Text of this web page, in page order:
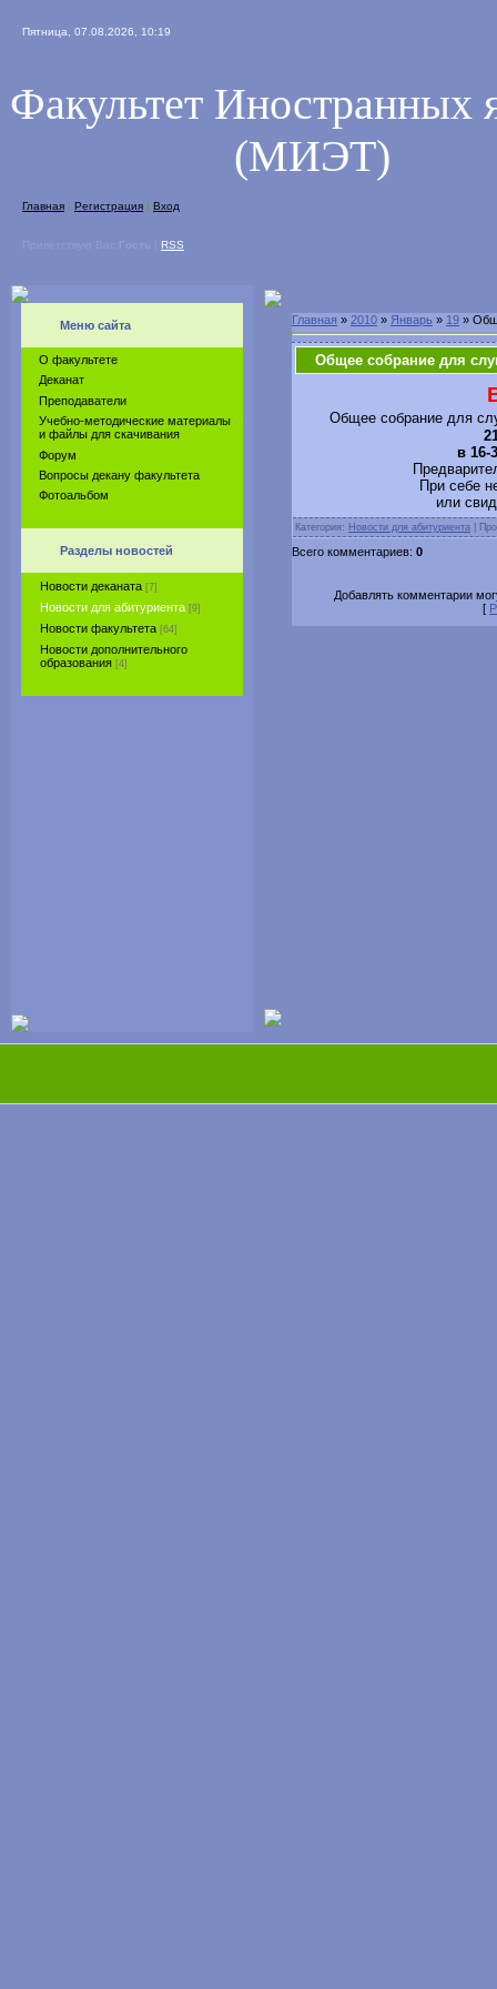
Пятница, 07.08.2026, 10:19
Факультет Иностранных
(МИЭТ)
Главная | Регистрация | Вход
RSS
Меню сайта
О факультете
Деканат
Преподаватели
Учебно-методические материалы
и файлы для скачивания
Форум
Вопросы декану факультета
Фотоальбом
Разделы новостей
Новости деканата [7]
Новости для абитуриента [9]
Новости факультета [64]
Новости дополнительного
образования [4]
Главная » 2010 » Январь » 19 »
Общее собрание для
Общее собрание для
в 16-
При себе
или
Категория: Новости для абитуриента |
Всего комментариев: 0
Добавлять комментарии
[